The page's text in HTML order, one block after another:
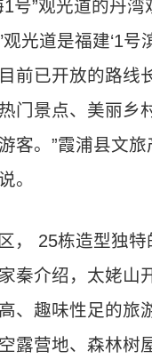
”观光道的丹湾
观光道是福建‘1号
前已开放的路线
门景点、美丽乡
客。”霞浦县文
。
， 25栋造型独特
秦介绍，太姥山
、趣味性足的旅
露营地、森林树